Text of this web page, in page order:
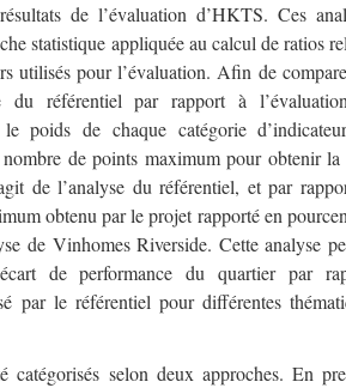
de l’évaluation d’HKTS. Ces
statistique appliquée au calcul de ratios
utilisés pour l’évaluation. Afin de
du référentiel par rapport à
poids de chaque catégorie
de points maximum pour obtenir la
de l’analyse du référentiel, et par
obtenu par le projet rapporté en
de Vinhomes Riverside. Cette analyse
de performance du quartier par
par le référentiel pour différentes
catégorisés selon deux approches. En